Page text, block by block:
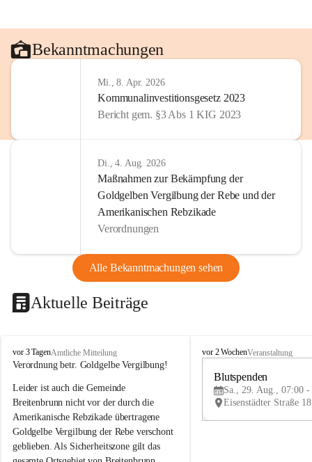
Bekanntmachungen
Mi., 8. Apr. 2026
Kommunalinvestitionsgesetz 2023
Bericht gem. §3 Abs 1 KIG 2023
Di., 4. Aug. 2026
Maßnahmen zur Bekämpfung der
Goldgelben Vergilbung der Rebe und der
Amerikanischen Rebzikade
Verordnungen
Alle Bekanntmachungen sehen
Aktuelle Beiträge
B
r
i
t
e
n
b
r
vor 3 TagenAmtliche Mitteilung
Verordnung betr. Goldgelbe Vergilbung!
Leider ist auch die Gemeinde
Breitenbrunn nicht vor der durch die
Amerikanische Rebzikade übertragene
Goldgelbe Vergilbung der Rebe verschont
geblieben. Als Sicherheitszone gilt das
B
e
vor 2 WochenVeranstaltung
Blutspenden
Sa., 29. Aug., 07:00 -